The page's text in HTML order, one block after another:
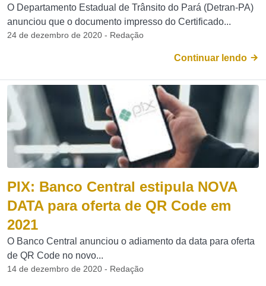
O Departamento Estadual de Trânsito do Pará (Detran-PA)
anunciou que o documento impresso do Certificado...
24 de dezembro de 2020 - Redação
Continuar lendo
PIX: Banco Central estipula NOVA
DATA para oferta de QR Code em
2021
O Banco Central anunciou o adiamento da data para oferta
de QR Code no novo...
14 de dezembro de 2020 - Redação